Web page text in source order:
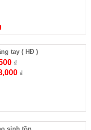
tay ( HĐ )
₫
₫